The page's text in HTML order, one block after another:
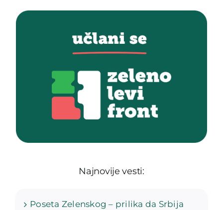
Najnovije vesti:
Poseta Zelenskog – prilika da Srbija